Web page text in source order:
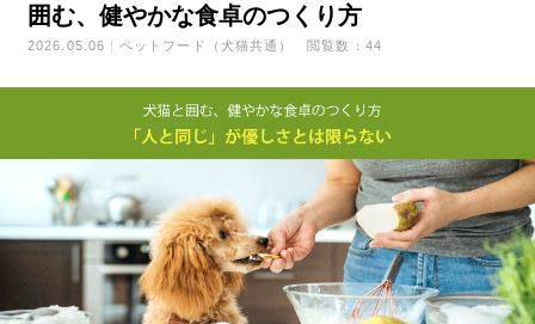
囲む、健やかな食卓のつくり方
2026.05.06 ペットフード（犬猫共通） 閲覧数：44